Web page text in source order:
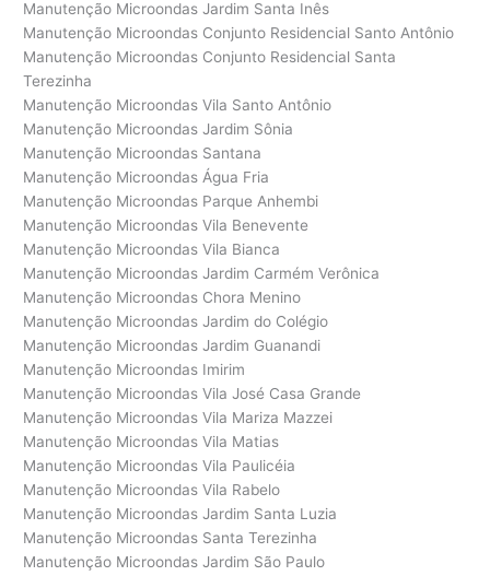
Manutenção Microondas Jardim Santa Inês
Manutenção Microondas Conjunto Residencial Santo Antônio
Manutenção Microondas Conjunto Residencial Santa
Terezinha
Manutenção Microondas Vila Santo Antônio
Manutenção Microondas Jardim Sônia
Manutenção Microondas Santana
Manutenção Microondas Água Fria
Manutenção Microondas Parque Anhembi
Manutenção Microondas Vila Benevente
Manutenção Microondas Vila Bianca
Manutenção Microondas Jardim Carmém Verônica
Manutenção Microondas Chora Menino
Manutenção Microondas Jardim do Colégio
Manutenção Microondas Jardim Guanandi
Manutenção Microondas Imirim
Manutenção Microondas Vila José Casa Grande
Manutenção Microondas Vila Mariza Mazzei
Manutenção Microondas Vila Matias
Manutenção Microondas Vila Paulicéia
Manutenção Microondas Vila Rabelo
Manutenção Microondas Jardim Santa Luzia
Manutenção Microondas Santa Terezinha
Manutenção Microondas Jardim São Paulo